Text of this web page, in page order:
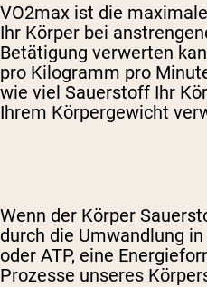
VO2max ist die
Ihr Körper bei
Betätigung verwerten
pro Kilogramm pro
wie viel Sauerstoff Ihr
Ihrem Körpergewicht
Wenn der Körper
durch die Umwandlung
oder ATP, eine
Prozesse unseres